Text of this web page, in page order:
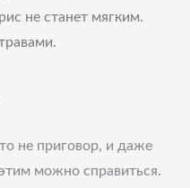
не станет мягким.
не приговор, и даже
можно справиться.